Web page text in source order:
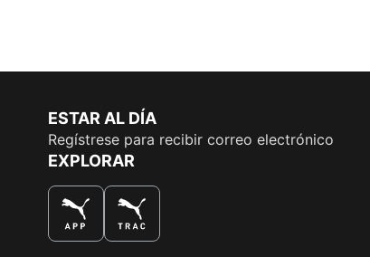
ESTAR AL DÍA
Regístrese para recibir correo electrónico
EXPLORAR